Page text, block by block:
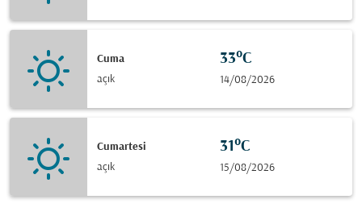
Cuma
açık
33°C
14/08/2026
Cumartesi
açık
31°C
15/08/2026